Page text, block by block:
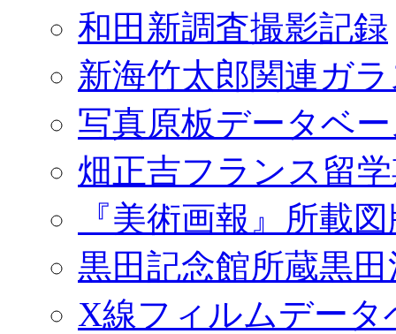
和田新調査撮影記録
新海竹太郎関連ガ
写真原板データベ
畑正吉フランス留
『美術画報』所載
黒田記念館所蔵黒
X線フィルムデータ